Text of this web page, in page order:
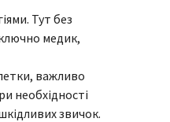
Тут без
медик,
важливо
необхідності
звичок.